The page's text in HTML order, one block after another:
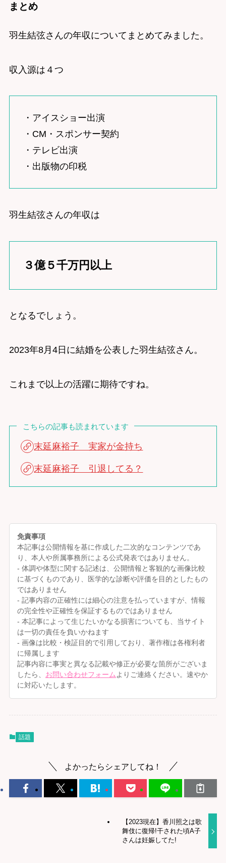
まとめ
羽生結弦さんの年収についてまとめてみました。
収入源は４つ
・アイスショー出演
・CM・スポンサー契約
・テレビ出演
・出版物の印税
羽生結弦さんの年収は
３億５千万円以上
となるでしょう。
2023年8月4日に結婚を公表した羽生結弦さん。
これまで以上の活躍に期待ですね。
こちらの記事も読まれています
末延麻裕子 実家が金持ち
末延麻裕子 引退してる？
免責事項
本記事は公開情報を基に作成した二次的なコンテンツであ
り、本人や所属事務所による公式発表ではありません。
- 体調や体型に関する記述は、公開情報と客観的な画像比較
に基づくものであり、医学的な診断や評価を目的としたもの
ではありません
- 記事内容の正確性には細心の注意を払っていますが、情報
の完全性や正確性を保証するものではありません
- 本記事によって生じたいかなる損害についても、当サイト
は一切の責任を負いかねます
- 画像は比較・検証目的で引用しており、著作権は各権利者
に帰属します
記事内容に事実と異なる記載や修正が必要な箇所がございま
したら、 お問い合わせフォーム よりご連絡ください。速やか
に対応いたします。
話題
よかったらシェアしてね！
【2023現在】香川照之は歌
舞伎に復帰!干された頃A子
さんは妊娠してた!